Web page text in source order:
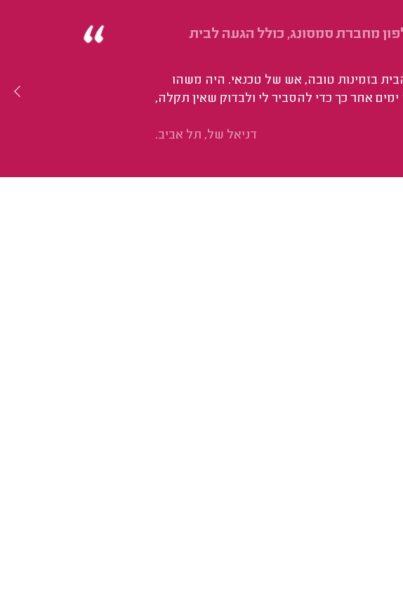
מחברת סמסונג, כולל הגעה לבית
בזמינות טובה, אש של טכנאי. היה משהו
אחר כך כדי להסביר לי ולבדוק שאין תקלה,
דניאל של, תל אביב.